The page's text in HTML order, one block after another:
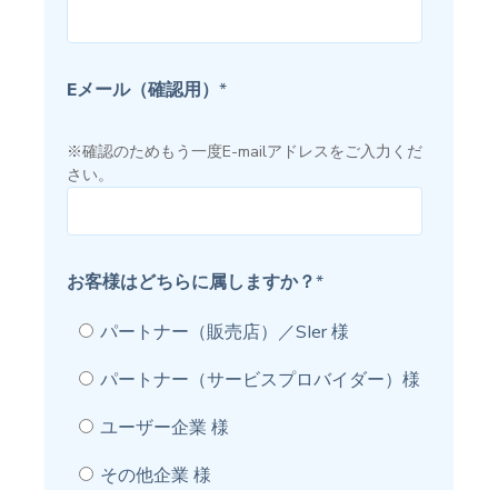
Eメール（確認用） *
※確認のためもう一度E-mailアドレスをご入力くだ
さい。
お客様はどちらに属しますか？*
パートナー（販売店）／SIer 様
パートナー（サービスプロバイダー）様
ユーザー企業 様
その他企業 様